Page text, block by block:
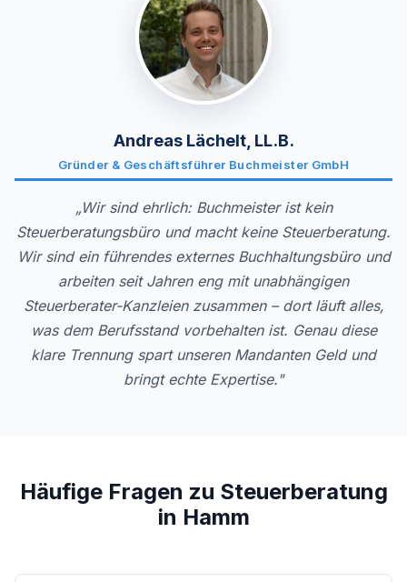
Andreas Lächelt, LL.B.
Gründer & Geschäftsführer Buchmeister GmbH
„Wir sind ehrlich: Buchmeister ist kein
Steuerberatungsbüro und macht keine Steuerberatung.
Wir sind ein führendes externes Buchhaltungsbüro und
arbeiten seit Jahren eng mit unabhängigen
Steuerberater-Kanzleien zusammen – dort läuft alles,
was dem Berufsstand vorbehalten ist. Genau diese
klare Trennung spart unseren Mandanten Geld und
bringt echte Expertise."
Häufige Fragen zu Steuerberatung
in Hamm